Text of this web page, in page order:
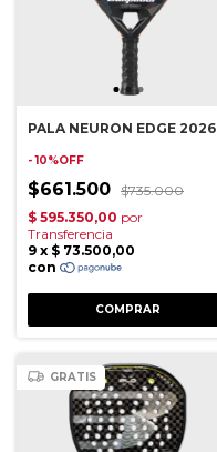
PALA NEURON EDGE 2026
- 10%OFF
$661.500 $735.000
GRATIS